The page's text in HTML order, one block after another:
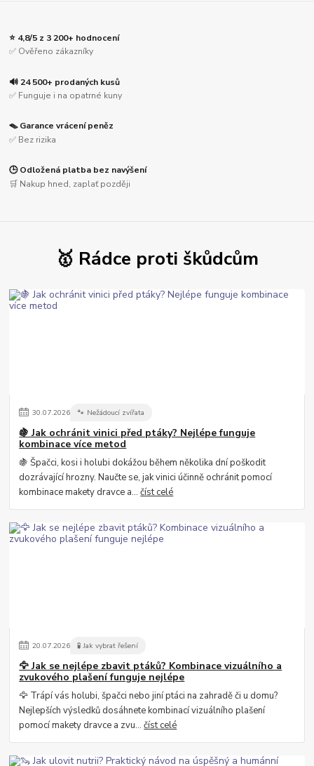
⭐ 4,8/5 z 3 200+ hodnocení
✅ Ověřeno zákazníky
🔊 24 500+ prodaných kusů
✅ Funguje i na opatrné kuny
🪤 Garance vrácení peněz
✅ Bez rizika
🕒 Odložená platba bez navýšení
🛒 Nakup hned, zaplať později
🥇 Rádce proti škůdcům
30.07.2026 🐾 Nežádoucí zvířata
🍇 Jak ochránit vinici před ptáky? Nejlépe funguje
kombinace více metod
🍇 Špačci, kosi i holubi dokážou během několika dní poškodit
dozrávající hrozny. Naučte se, jak vinici účinně ochránit pomocí
kombinace makety dravce a...číst celé
20.07.2026 🧪 Jak vybrat řešení
🦅 Jak se nejlépe zbavit ptáků? Kombinace vizuálního a
zvukového plašení funguje nejlépe
🦅 Trápí vás holubi, špačci nebo jiní ptáci na zahradě či u domu?
Nejlepších výsledků dosáhnete kombinací vizuálního plašení
pomocí makety dravce a zvu...číst celé